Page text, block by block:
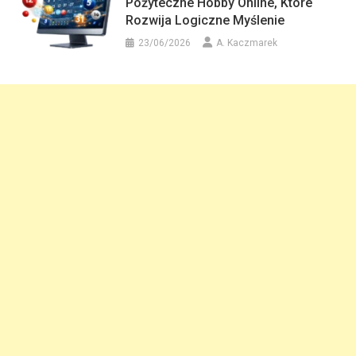
Rozwija Logiczne Myślenie
23/06/2026 A. Kaczmarek